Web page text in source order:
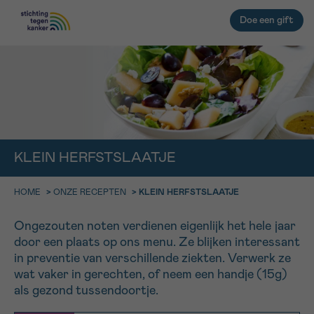
Doe een gift
KLEIN HERFSTSLAATJE
HOME > ONZE RECEPTEN > KLEIN HERFSTSLAATJE
Ongezouten noten verdienen eigenlijk het hele jaar
door een plaats op ons menu. Ze blijken interessant
in preventie van verschillende ziekten. Verwerk ze
wat vaker in gerechten, of neem een handje (15g)
als gezond tussendoortje.
VOORNAAM
IN DE STRIJD TEGEN KANKER STA
JE NIET ALLEEN
Via ons
contactformulier
Ik wil graag opgebeld worden
Meer weten over Kankerinfo
geen enkele diagnose
TERUG
NAAM
KIES DE TIJDSSPANNE VAN JE AFSPRAAK
9h-11h
11h-13h